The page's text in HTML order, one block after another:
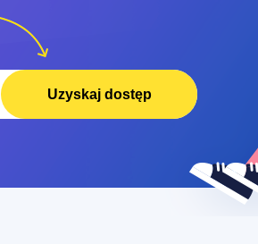
Uzyskaj dostęp